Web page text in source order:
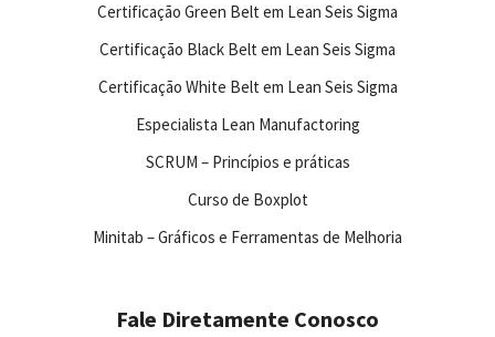
Certificação Green Belt em Lean Seis Sigma
Certificação Black Belt em Lean Seis Sigma
Certificação White Belt em Lean Seis Sigma
Especialista Lean Manufactoring
SCRUM – Princípios e práticas
Curso de Boxplot
Minitab – Gráficos e Ferramentas de Melhoria
Fale Diretamente Conosco